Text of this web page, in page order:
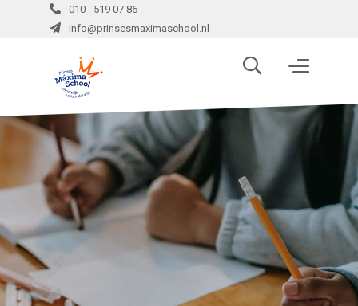
010 - 519 07 86
info@prinsesmaximaschool.nl